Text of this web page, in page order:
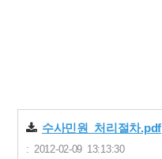
수사민원_처리절차.pdf
: 2012-02-09 13:13:30